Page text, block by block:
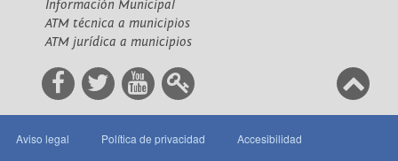
Información Municipal
ATM técnica a municipios
ATM jurídica a municipios
Aviso legal Política de privacidad Accesibilidad